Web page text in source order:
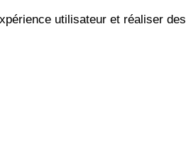
utilisateur et réaliser des